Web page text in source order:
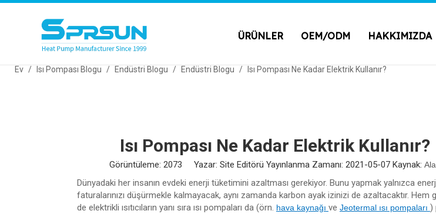
ÜRÜNLER OEM/ODM HAKKIMIZDA
Ev / Isı Pompası Blogu / Endüstri Blogu / Endüstri Blogu / Isı Pompası Ne Kadar Elektrik Kullanır?
Isı Pompası Ne Kadar Elektrik Kullanır?
Görüntüleme:2073 Yazar: Site Editörü Yayınlanma Zamanı: 2021-05-07 Kaynak:
Dünyadaki her insanın evdeki enerji tüketimini azaltması gerekiyor. Bunu yapmak yalnızca
faturalarınızı düşürmekle kalmayacak, aynı zamanda karbon ayak izinizi de azaltacaktır. Hem
de elektrikli ısıtıcıların yanı sıra ısı pompaları da (örn. hava kaynağı ve Jeotermal ısı pompaları )